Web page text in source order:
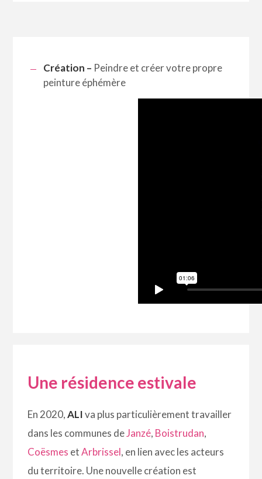
Création – Peindre et créer votre propre
peinture éphémère
Une résidence estivale
En 2020,ALIva plus particulièrement travailler
dans les communes deJanzé, Boistrudan,
Coësmes etArbrissel, en lien avec les acteurs
du territoire. Une nouvelle création est